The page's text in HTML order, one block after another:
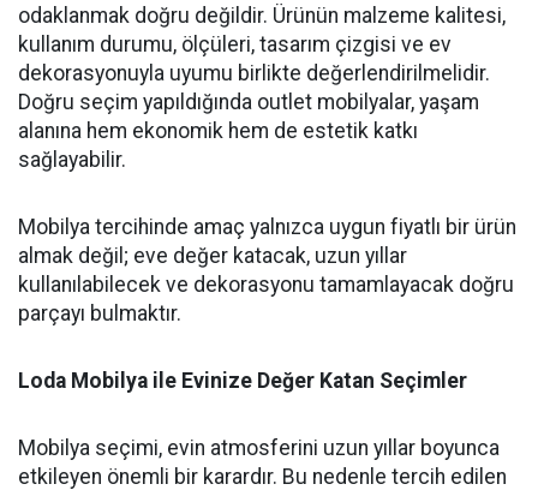
odaklanmak doğru değildir. Ürünün malzeme kalitesi,
kullanım durumu, ölçüleri, tasarım çizgisi ve ev
dekorasyonuyla uyumu birlikte değerlendirilmelidir.
Doğru seçim yapıldığında outlet mobilyalar, yaşam
alanına hem ekonomik hem de estetik katkı
sağlayabilir.
Mobilya tercihinde amaç yalnızca uygun fiyatlı bir ürün
almak değil; eve değer katacak, uzun yıllar
kullanılabilecek ve dekorasyonu tamamlayacak doğru
parçayı bulmaktır.
Loda Mobilya ile Evinize Değer Katan Seçimler
Mobilya seçimi, evin atmosferini uzun yıllar boyunca
etkileyen önemli bir karardır. Bu nedenle tercih edilen